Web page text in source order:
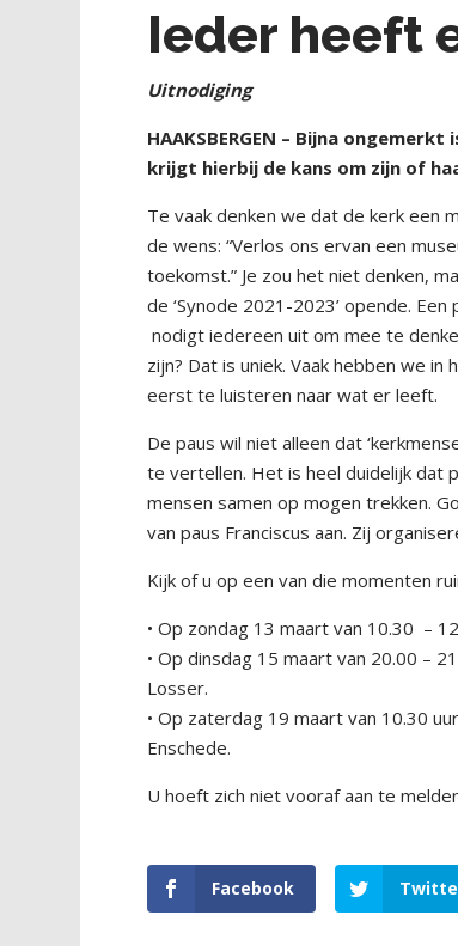
Ieder heeft
Uitnodiging
HAAKSBERGEN – Bijna
krijgt hierbij de kans om zijn of
Te vaak denken we dat de kerk een
de wens: “Verlos ons ervan een
toekomst.” Je zou het niet denken,
de ‘Synode 2021-2023’ opende.
nodigt iedereen uit om mee te
zijn? Dat is uniek. Vaak hebben we
eerst te luisteren naar wat er leeft.
De paus wil niet alleen dat
te vertellen. Het is heel duidelijk dat
mensen samen op mogen trekken.
van paus Franciscus aan. Zij
Kijk of u op een van die momenten
• Op zondag 13 maart van 10.30 –
• Op dinsdag 15 maart van 20.00 –
Losser.
• Op zaterdag 19 maart van 10.30
Enschede.
U hoeft zich niet vooraf aan te
Facebook